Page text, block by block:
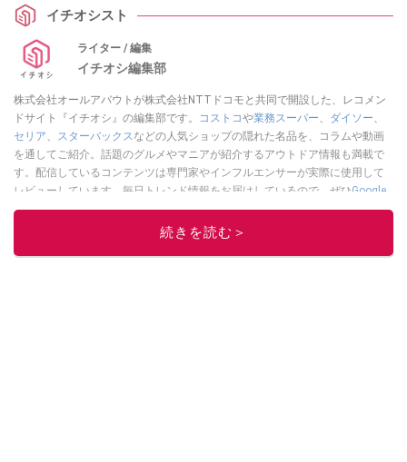
イチオシスト
ライター / 編集
イチオシ編集部
株式会社オールアバウトが株式会社NTTドコモと共同で開設した、レコメン
ドサイト『イチオシ』の編集部です。
コストコや業務スーパー、 ダイソー、
セリア、 スターバックスなどの人気ショップの隠れた名品を、コラムや動画
を通してご紹介。話題のグルメやマニアが紹介するアウトドア情報も満載で
す。配信しているコンテンツは専門家やインフルエンサーが実際に使用して
レビューしています。毎日トレンド情報をお届けしているので、ぜひGoogle
ニュースでフォローしてください！
このイチオシストの他の記事を読む
続きを読む＞